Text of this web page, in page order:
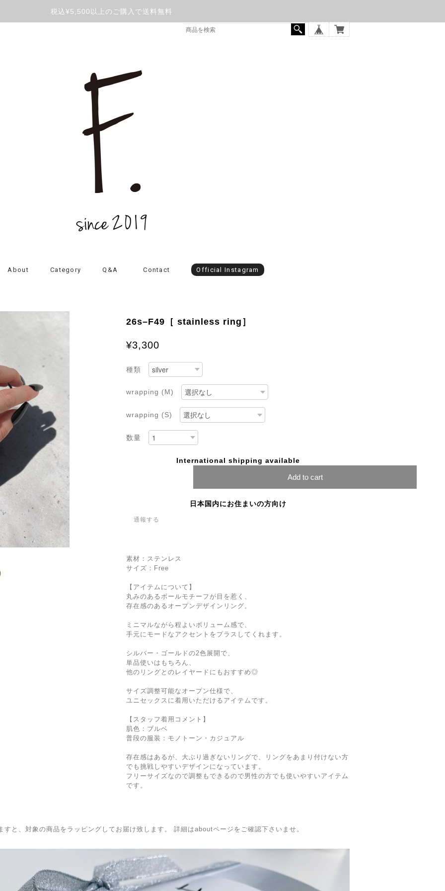
税込¥5,500以上のご購入で送料無料
About Category Q&A Contact Official Instagram
26s–F49［ stainless ring］
¥3,300
種類
wrapping (M)
wrapping (S)
数量
International shipping available
Add to cart
日本国内にお住まいの方向け
通報する
素材：ステンレス
サイズ：Free
【アイテムについて】
丸みのあるボールモチーフが目を惹く、
存在感のあるオープンデザインリング。
ミニマルながら程よいボリューム感で、
手元にモードなアクセントをプラスしてくれます。
シルバー・ゴールドの2色展開で、
単品使いはもちろん、
他のリングとのレイヤードにもおすすめ◎
サイズ調整可能なオープン仕様で、
ユニセックスに着用いただけるアイテムです。
【スタッフ着用コメント】
肌色：ブルベ
普段の服装：モノトーン・カジュアル
存在感はあるが、大ぶり過ぎないリングで、リングをあまり付けない方
でも挑戦しやすいデザインになっています。
フリーサイズなので調整もできるので男性の方でも使いやすいアイテム
です。
と、対象の商品をラッピングしてお届け致します。 詳細はaboutページをご確認下さいませ。